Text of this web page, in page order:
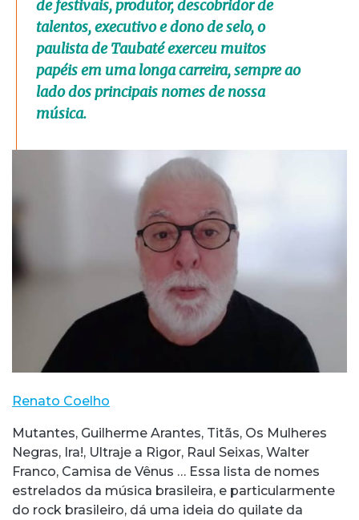
de festivais, produtor, descobridor de
talentos, executivo e dono de selo, o
paulista de Taubaté exerceu muitos
papéis em uma longa carreira, sempre ao
lado dos principais nomes de nossa
música.
Renato Coelho
Mutantes, Guilherme Arantes, Titãs, Os Mulheres
Negras, Ira!, Ultraje a Rigor, Raul Seixas, Walter
Franco, Camisa de Vênus … Essa lista de nomes
estrelados da música brasileira, e particularmente
do rock brasileiro, dá uma ideia do quilate da